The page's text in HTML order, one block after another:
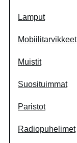
Lamput
Mobiilitarvikkeet
Muistit
Suosituimmat
Paristot
Radiopuhelimet